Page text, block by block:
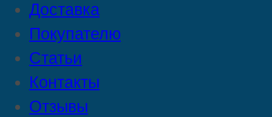
Доставка
Покупателю
Статьи
Контакты
Отзывы